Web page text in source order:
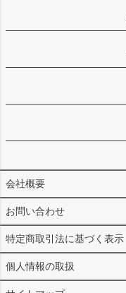
会社概要
お問い合わせ
特定商取引法に基づく表示
個人情報の取扱